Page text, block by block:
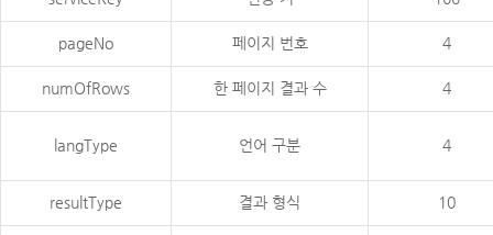
pageNo 페이지 번호 4
numOfRows 한 페이지 결과 수 4
langType 언어 구분 4
resultType 결과 형식 10